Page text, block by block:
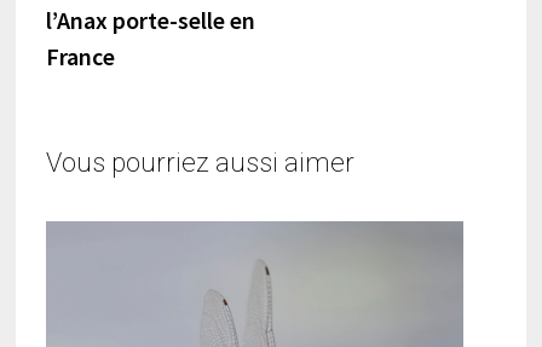
l’Anax porte-selle en
France
Vous pourriez aussi aimer